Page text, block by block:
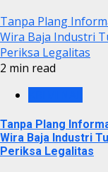
Tanpa Plang
Wira Baja Industri
Periksa Legalitas
2 min read
Tanpa Plang
Wira Baja Industri
Periksa Legalitas